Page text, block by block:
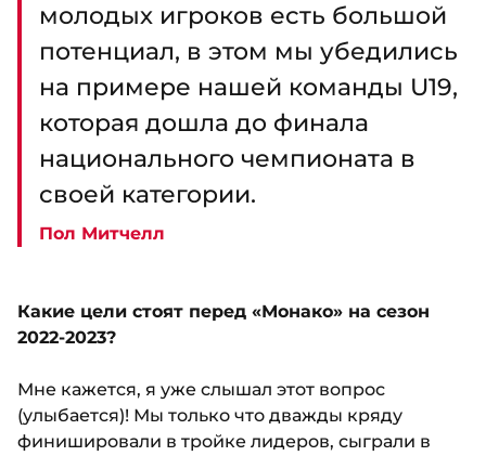
молодых игроков есть большой
потенциал, в этом мы убедились
на примере нашей команды U19,
которая дошла до финала
национального чемпионата в
своей категории.
Пол Митчелл
Какие цели стоят перед «Монако» на сезон
2022-2023?
Мне кажется, я уже слышал этот вопрос
(улыбается)! Мы только что дважды кряду
финишировали в тройке лидеров, сыграли в